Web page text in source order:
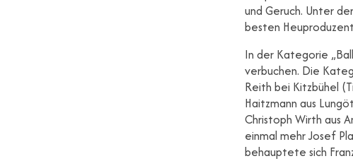
und Geruch. Unter
besten
In der Kategorie
verbuchen. Die
Reith bei Kitzbühel
Haitzmann aus
Christoph Wirth aus
einmal mehr Josef
behauptete sich